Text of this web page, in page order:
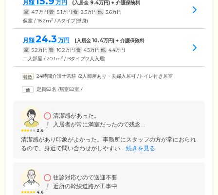
月額 万円 (入居金 9.4万円) + 介護保険料
家 4.7万円 管 5.1万円 食 2.5万円 他 3.6万円
個室 / 18.2m2 / Aタイプ(単身)
月額24.3 万円 (入居金10.4万円) + 介護保険料
家 5.2万円 管 10.2万円 食 4.5万円 他 4.4万円
二人部屋 / 20.1m2 / Bタイプ(2人入居)
24時間介護士常駐 /2人部屋あり・夫婦入居可 /トイレ付き居室
定員52名 /居室52室 /
2.6
清潔感があった。
入居者が常に満室だったので残念...
清潔感があり印象がよかった。事務所にスタッフの方が常におられ
るので、身近で問い合わせがしやすい... 続きを見る
4.6
往診対応なので送迎不要
近所の幹線道路が工事中